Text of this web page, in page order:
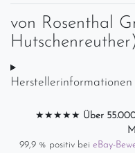
von Rosenthal
★★★★★ Über
99,9 % positiv bei eBay-